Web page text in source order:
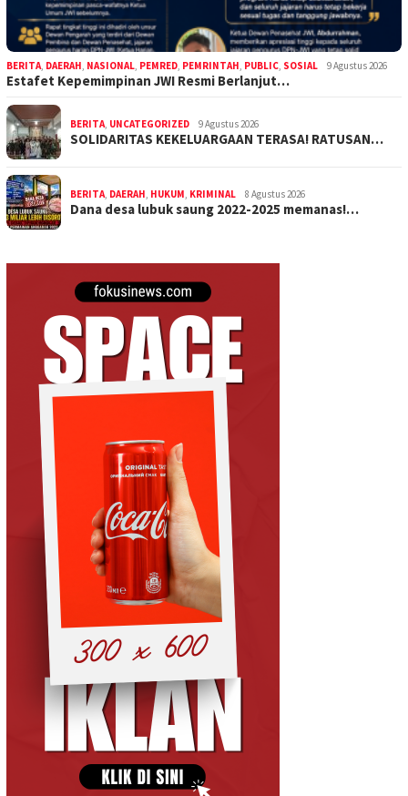
BERITA, DAERAH, NASIONAL, PEMRED, PEMRINTAH, PUBLIC, SOSIAL 9 Agustus 2026
Estafet Kepemimpinan JWI Resmi Berlanjut…
BERITA, UNCATEGORIZED 9 Agustus 2026
SOLIDARITAS KEKELUARGAAN TERASA! RATUSAN…
BERITA, DAERAH, HUKUM, KRIMINAL 8 Agustus 2026
Dana desa lubuk saung 2022-2025 memanas!…